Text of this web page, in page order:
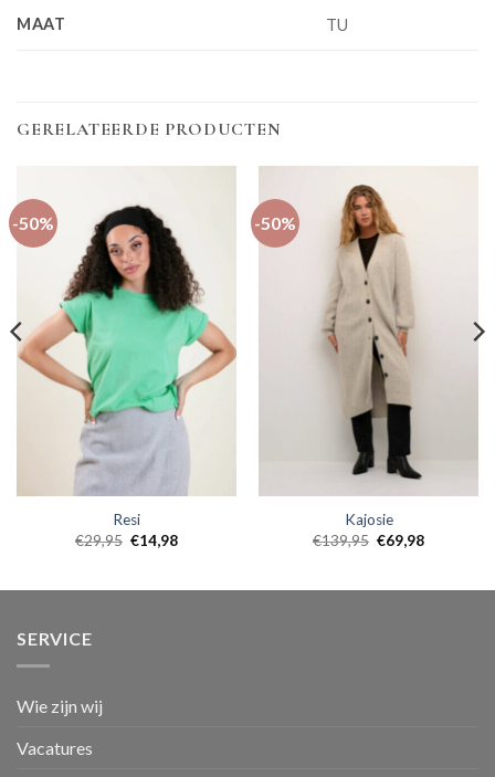
MAAT TU
GERELATEERDE PRODUCTEN
-50%
Resi
€29,95 €14,98
-50%
Kajosie
€139,95 €69,98
SERVICE
Wie zijn wij
Vacatures